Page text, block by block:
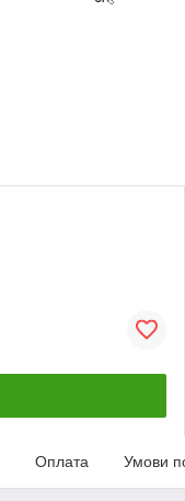
Оплата Умови